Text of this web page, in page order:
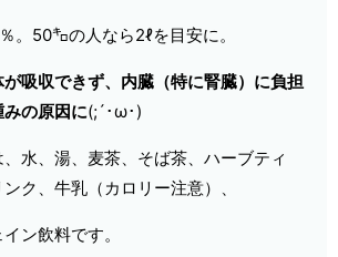
。50㌔の人なら2ℓを目安に。
吸収できず、内臓（特に腎臓）に負担
の原因に(;´･ω･)
水、湯、麦茶、そば茶、ハーブティ
ク、牛乳（カロリー注意）、
ン飲料です。